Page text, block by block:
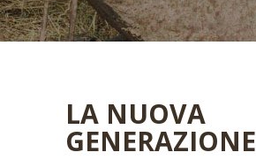
LA NUOVA
GENERAZIONE